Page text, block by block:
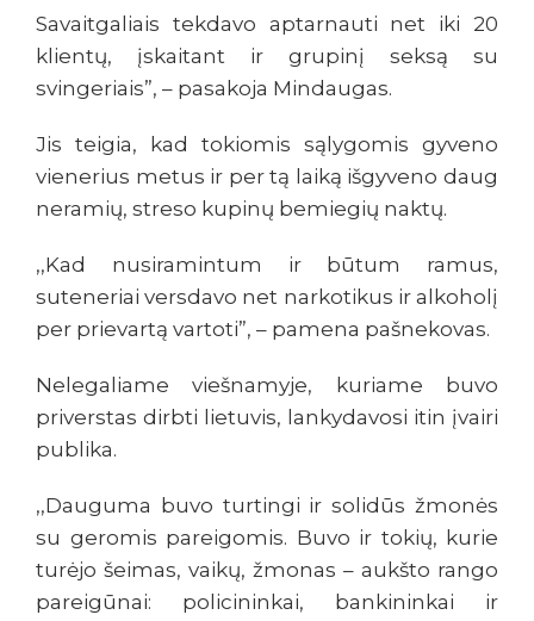
Savaitgaliais tekdavo aptarnauti net iki 20
klientų, įskaitant ir grupinį seksą su
svingeriais”, – pasakoja Mindaugas.
Jis teigia, kad tokiomis sąlygomis gyveno
vienerius metus ir per tą laiką išgyveno daug
neramių, streso kupinų bemiegių naktų.
,,Kad nusiramintum ir būtum ramus,
suteneriai versdavo net narkotikus ir alkoholį
per prievartą vartoti”, – pamena pašnekovas.
Nelegaliame viešnamyje, kuriame buvo
priverstas dirbti lietuvis, lankydavosi itin įvairi
publika.
,,Dauguma buvo turtingi ir solidūs žmonės
su geromis pareigomis. Buvo ir tokių, kurie
turėjo šeimas, vaikų, žmonas – aukšto rango
pareigūnai: policininkai, bankininkai ir